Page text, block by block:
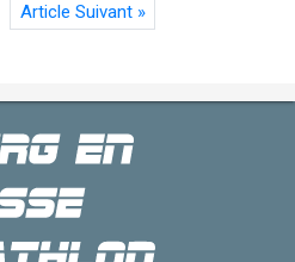
Article Suivant »